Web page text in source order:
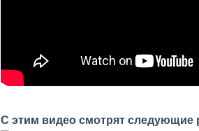
С этим видео смотрят следующие